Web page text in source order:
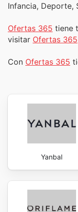
Infancia, Deporte,
Ofertas 365 tiene
visitar Ofertas 365
Con Ofertas 365
Yanbal